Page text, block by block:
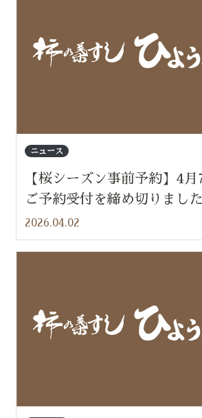
ニュース
【桜シーズン事前予約】4
ご予約受付を締め切りました
2026.04.02